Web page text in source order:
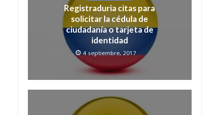
Registraduria citas para
solicitar la cédula de
ciudadanía o tarjeta de
identidad
4 septiembre, 2017